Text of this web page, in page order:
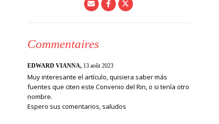
Commentaires
EDWARD VIANNA, 13 août 2023
Muy interesante el artículo, quisiera saber más
fuentes que citen este Convenio del Rin, o si tenía otro
nombre.
Espero sus comentarios, saludos